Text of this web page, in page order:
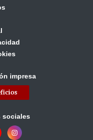
impresa
sociales